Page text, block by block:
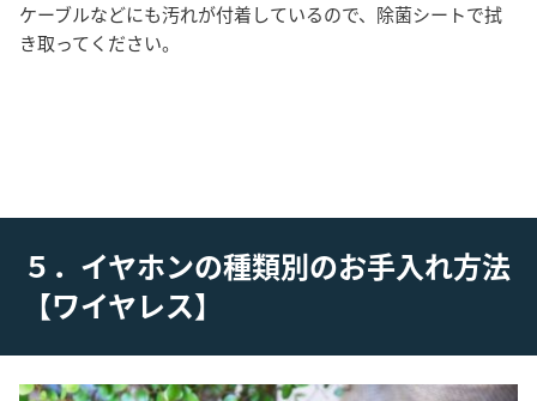
ケーブルなどにも汚れが付着しているので、除菌シートで拭
き取ってください。
５．イヤホンの種類別のお手入れ方法
【ワイヤレス】